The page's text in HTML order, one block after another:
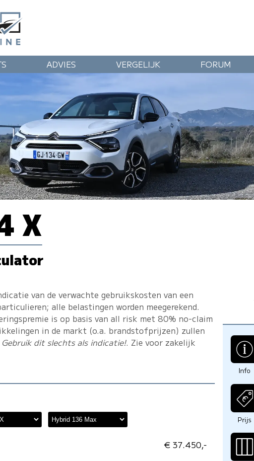
ADVIES VERGELIJK FORUM
X
van de verwachte gebruikskosten van een
alle belastingen worden meegerekend.
is op basis van all risk met 80% no-claim
in de markt (o.a. brandstofprijzen) zullen
Gebruik dit slechts als indicatie!. Zie voor zakelijk
€ 37.450,-
Info
Prijs